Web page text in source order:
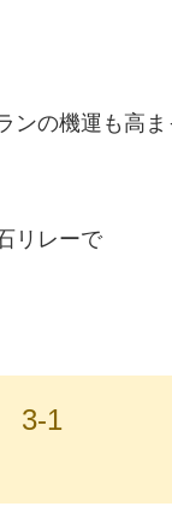
ンの機運も高
リレーで
3-1